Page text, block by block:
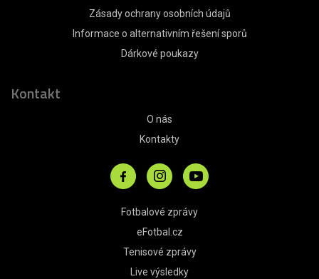
Zásady ochrany osobních údajů
Informace o alternativním řešení sporů
Dárkové poukazy
Kontakt
O nás
Kontakty
Fotbalové zprávy
eFotbal.cz
Tenisové zprávy
Live výsledky